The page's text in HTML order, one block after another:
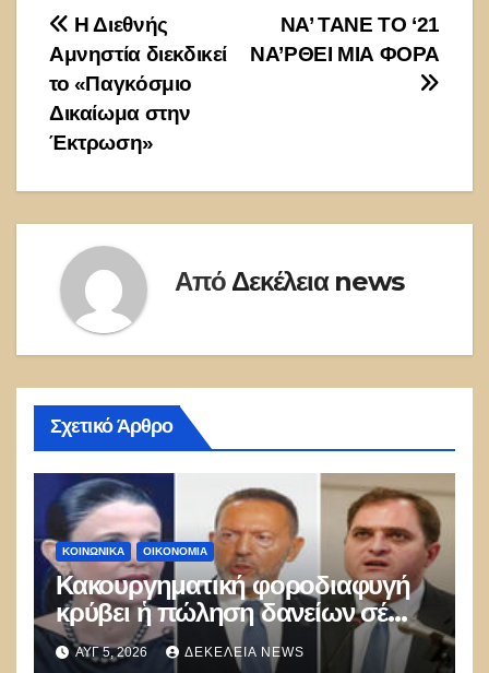
Πλοήγηση
άρθρων
ΝΑ’ ΤΑΝΕ ΤΟ ‘21
ΝΑ’ΡΘΕΙ ΜΙΑ ΦΟΡΑ
Η Διεθνής
Αμνηστία διεκδικεί
το «Παγκόσμιο
Δικαίωμα στην
Έκτρωση»
Από Δεκέλεια news
Σχετικό Άρθρο
ΚΟΙΝΩΝΙΚΑ ΟΙΚΟΝΟΜΙΑ
Κακουργηματική φοροδιαφυγή
κρύβει ἡ πώληση δανείων σέ
funds
ΑΥΓ 5, 2026 ΔΕΚΈΛΕΙΑ NEWS